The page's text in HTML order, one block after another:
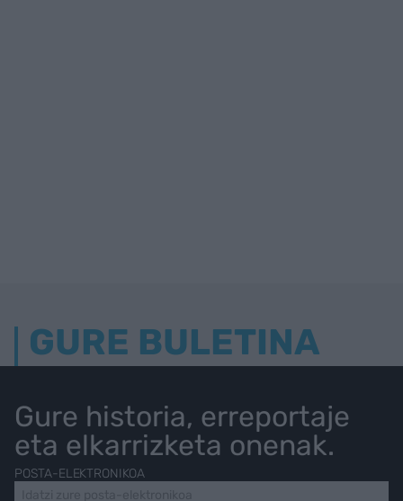
GURE BULETINA
Gure historia, erreportaje
eta elkarrizketa onenak.
POSTA-ELEKTRONIKOA